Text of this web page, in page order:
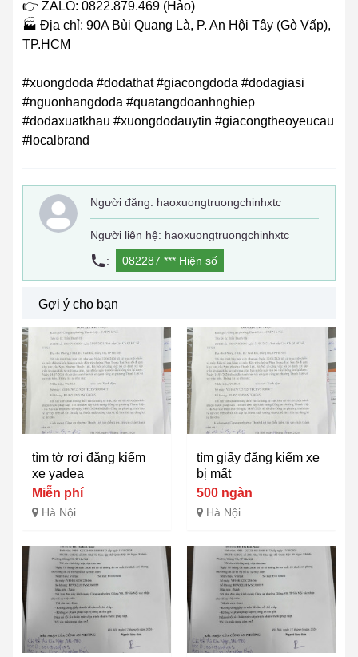
👉 ZALO: 0822.879.469 (Hảo)
🏭 Địa chỉ: 90A Bùi Quang Là, P. An Hội Tây (Gò Vấp),
TP.HCM
#xuongdoda #dodathat #giacongdoda #dodagiasi
#nguonhangdoda #quatangdoanhnghiep
#dodaxuatkhau #xuongdodauytin #giacongtheoyeucau
#localbrand
Người đăng: haoxuongtruongchinhxtc
Người liên hệ: haoxuongtruongchinhxtc
:
082287 *** Hiện số
Gợi ý cho bạn
tìm tờ rơi đăng kiểm
xe yadea
Miễn phí
Hà Nội
tìm giấy đăng kiểm xe
bị mất
500 ngàn
Hà Nội